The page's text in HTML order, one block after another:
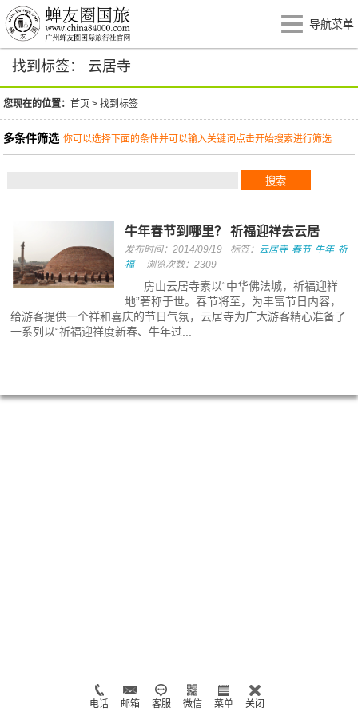
导航菜单
找到标签： 云居寺
您现在的位置：首页 >找到标签
多条件筛选 你可以选择下面的条件并可以输入关键词点击开始搜索进行筛选
牛年春节到哪里？ 祈福迎祥去云居
发布时间：2014/09/19 标签： 云居寺 春节 牛年 祈
福
浏览次数：2309
房山云居寺素以“中华佛法城，祈福迎祥
地”著称于世。春节将至，为丰富节日内容，
给游客提供一个祥和喜庆的节日气氛，云居寺为广大游客精心准备了
一系列以“祈福迎祥度新春、牛年过...
电话 邮箱 客服 微信 菜单 关闭